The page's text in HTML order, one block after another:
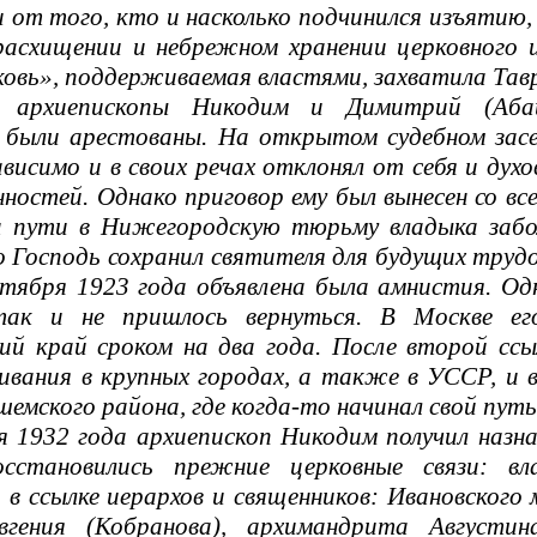
от того, кто и насколько подчинился
и небрежном хранении церковного
поддерживаемая властями, захватила
архиепископы Никодим и Димитрий
были арестованы. На открытом судебном
и в своих речах отклонял от себя и
Однако приговор ему был вынесен со
пути в Нижегородскую тюрьму владыка
Господь сохранил святителя для будущих
1923 года объявлена была амнистия.
и не пришлось вернуться. В Москве
край сроком на два года. После второй
в крупных городах, а также в УССР, и
района, где когда-то начинал свой
1932 года архиепископ Никодим получил
прежние церковные связи:
в ссылке иерархов и священников:
(Кобранова), архимандрита